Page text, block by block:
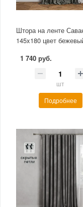
Штора на ленте
145x180 цвет
1 740 руб.
шт
Подробнее